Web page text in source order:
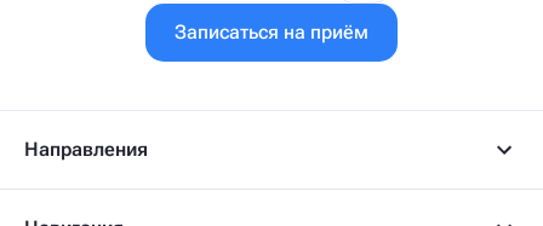
Гастроэнтеролог-гепатолог
Гериатр
Гинеколог
Записаться на приём
Направления